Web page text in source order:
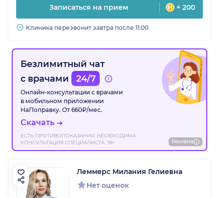
Записаться на прием + 200
Клиника перезвонит завтра после 11:00
Безлимитный чат
с врачами
24/7
Онлайн-консультации с врачами
в мобильном приложении
НаПоправку. От 660₽/мес.
Скачать
ЕСТЬ ПРОТИВОПОКАЗАНИЯ. НЕОБХОДИМА
КОНСУЛЬТАЦИЯ СПЕЦИАЛИСТА. 18+
Реклама
Леммерс Милания Гелиевна
Нет оценок